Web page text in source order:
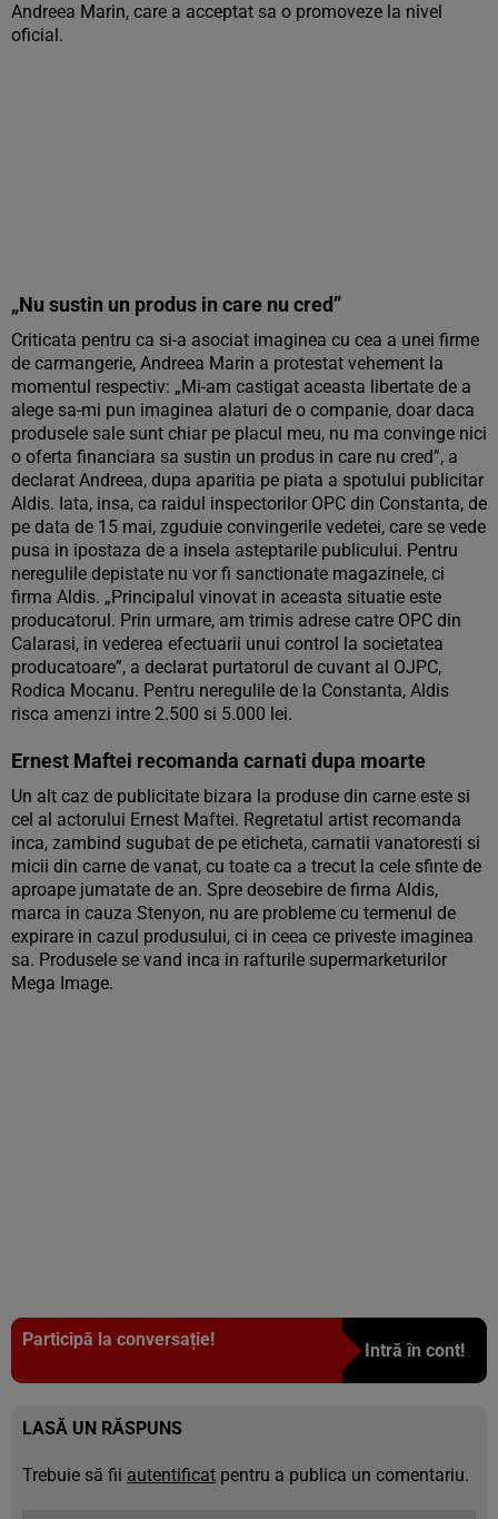
Andreea Marin, care a acceptat sa o promoveze la nivel
oficial.
„Nu sustin un produs in care nu cred”
Criticata pentru ca si-a asociat imaginea cu cea a unei firme
de carmangerie, Andreea Marin a protestat vehement la
momentul respectiv: „Mi-am castigat aceasta libertate de a
alege sa-mi pun imaginea alaturi de o companie, doar daca
produsele sale sunt chiar pe placul meu, nu ma convinge nici
o oferta financiara sa sustin un produs in care nu cred”, a
declarat Andreea, dupa aparitia pe piata a spotului publicitar
Aldis. Iata, insa, ca raidul inspectorilor OPC din Constanta, de
pe data de 15 mai, zguduie convingerile vedetei, care se vede
pusa in ipostaza de a insela asteptarile publicului. Pentru
neregulile depistate nu vor fi sanctionate magazinele, ci
firma Aldis. „Principalul vinovat in aceasta situatie este
producatorul. Prin urmare, am trimis adrese catre OPC din
Calarasi, in vederea efectuarii unui control la societatea
producatoare”, a declarat purtatorul de cuvant al OJPC,
Rodica Mocanu. Pentru neregulile de la Constanta, Aldis
risca amenzi intre 2.500 si 5.000 lei.
Ernest Maftei recomanda carnati dupa moarte
Un alt caz de publicitate bizara la produse din carne este si
cel al actorului Ernest Maftei. Regretatul artist recomanda
inca, zambind sugubat de pe eticheta, carnatii vanatoresti si
micii din carne de vanat, cu toate ca a trecut la cele sfinte de
aproape jumatate de an. Spre deosebire de firma Aldis,
marca in cauza Stenyon, nu are probleme cu termenul de
expirare in cazul produsului, ci in ceea ce priveste imaginea
sa. Produsele se vand inca in rafturile supermarketurilor
Mega Image.
Participă la conversație!
Intră în cont!
LASĂ UN RĂSPUNS
Trebuie să fii autentificat pentru a publica un comentariu.